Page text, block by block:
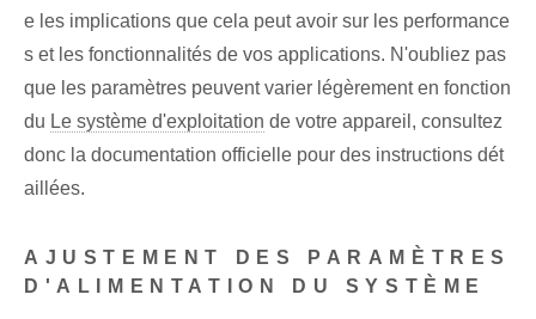
e les implications que cela peut avoir sur les performance
s et les fonctionnalités de vos applications. N'oubliez pas
que les paramètres peuvent varier légèrement en fonction
du Le système d'exploitation ‍de ‍votre appareil, consultez
donc la documentation officielle pour des instructions dét
aillées.
AJUSTEMENT DES PARAMÈTRES
D'ALIMENTATION DU SYSTÈME